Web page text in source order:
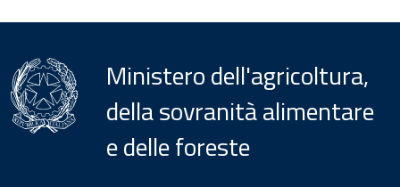
Ministero dell'agricoltura,
della sovranità alimentare
e delle foreste